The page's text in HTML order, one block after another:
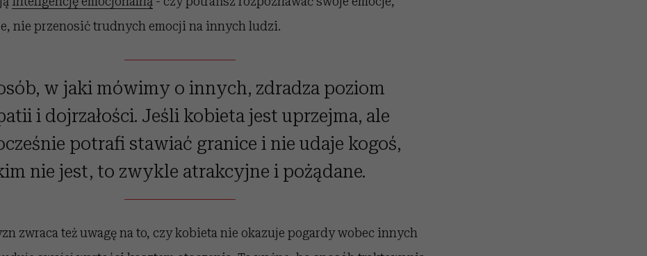
nie przenosić trudnych emocji na innych ludzi.
w jaki mówimy o innych, zdradza poziom
i dojrzałości. Jeśli kobieta jest uprzejma, ale
potrafi stawiać granice i nie udaje kogoś,
nie jest, to zwykle atrakcyjne i pożądane.
zwraca też uwagę na to, czy kobieta nie okazuje pogardy wobec innych